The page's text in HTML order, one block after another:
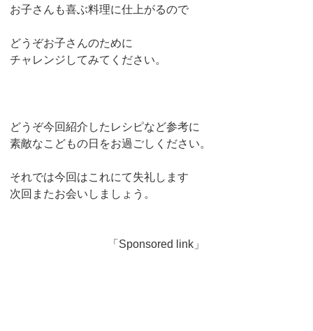
お子さんも喜ぶ料理に仕上がるので
どうぞお子さんのために
チャレンジしてみてください。
どうぞ今回紹介したレシピなど参考に
素敵なこどもの日をお過ごしください。
それでは今回はこれにて失礼します
次回またお会いしましょう。
「Sponsored link」